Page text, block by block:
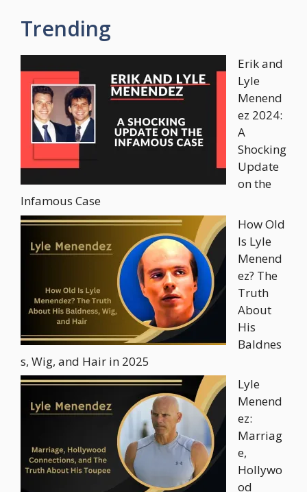
Trending
Erik and
Lyle
Menend
ez 2024:
A
Shocking
Update
on the
Infamous Case
How Old
Is Lyle
Menend
ez? The
Truth
About
His
Baldnes
s, Wig, and Hair in 2025
Lyle
Menend
ez:
Marriag
e,
Hollywo
od